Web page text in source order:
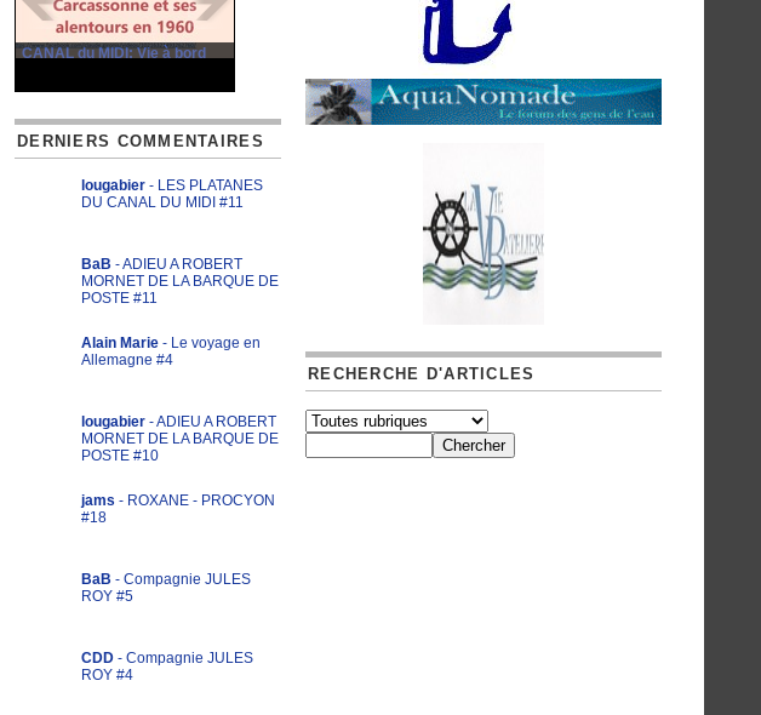
CANAL du MIDI: Vie à bord
DERNIERS COMMENTAIRES
lougabier - LES PLATANES
DU CANAL DU MIDI #11
BaB - ADIEU A ROBERT
MORNET DE LA BARQUE DE
POSTE #11
Alain Marie - Le voyage en
Allemagne #4
lougabier - ADIEU A ROBERT
MORNET DE LA BARQUE DE
POSTE #10
jams - ROXANE - PROCYON
#18
BaB - Compagnie JULES
ROY #5
CDD - Compagnie JULES
ROY #4
RECHERCHE D'ARTICLES